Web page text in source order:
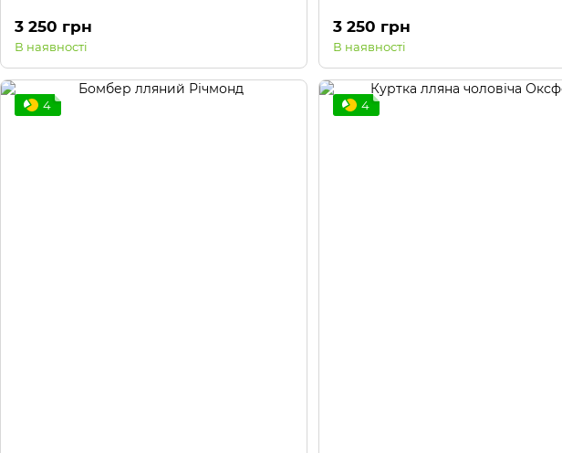
3 250 грн
В наявності
3 250 грн
В наявності
4 4